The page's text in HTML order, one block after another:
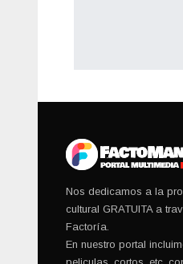
Nos dedicamos a la
cultural GRATUITA a
Factoría.
En nuestro portal